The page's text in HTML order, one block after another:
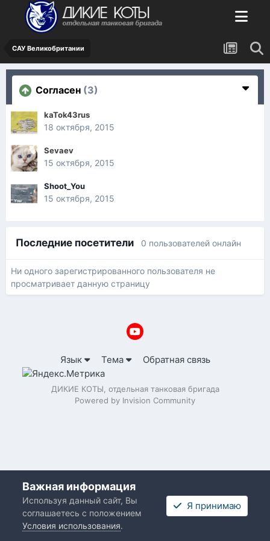
САУ Великобритании
Согласен (3)
kaTok43rus
18 октября, 2015
Sevaev
15 октября, 2015
Shoot_You
15 октября, 2015
Последние посетители 0 пользователей онлайн
Ни одного зарегистрированного пользователя не
просматривает данную страницу
Язык Тема Обратная связь
ДИКИЕ КОТЫ, отдельная танковая бригада
Powered by Invision Community
Важная информация
Используя данный сайт, Вы
соглашаетесь с положением
Условия использования.
Я принимаю